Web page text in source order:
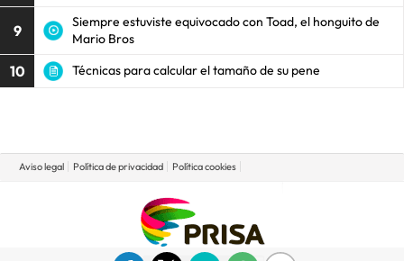
9
Siempre estuviste equivocado con Toad, el honguito de
Mario Bros
10 Técnicas para calcular el tamaño de su pene
Aviso legal Política de privacidad Política cookies